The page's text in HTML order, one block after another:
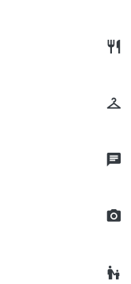
restaurant
checkroom
chat
camera_alt
escalator_warning